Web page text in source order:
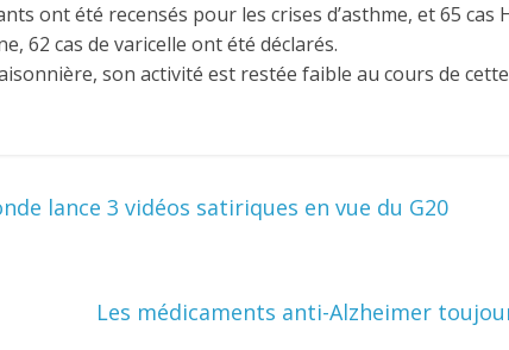
ont été recensés pour les crises d’asthme, et 65 cas
62 cas de varicelle ont été déclarés.
son activité est restée faible au cours de
lance 3 vidéos satiriques en vue du G20
Les médicaments anti-Alzheimer